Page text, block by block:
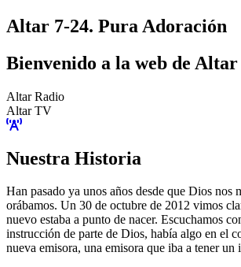
Altar 7-24. Pura Adoración
Bienvenido a la web de Altar
Altar Radio
Altar TV
Nuestra Historia
Han pasado ya unos años desde que Dios nos
orábamos. Un 30 de octubre de 2012 vimos
nuevo estaba a punto de nacer. Escuchamos
instrucción de parte de Dios, había algo en el
nueva emisora, una emisora que iba a tener un